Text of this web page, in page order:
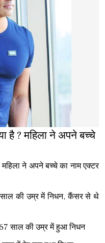
ने अपने बच्चे का नाम एक्टर
साल की उम्र में निधन, कैंसर से थे
साल की उम्र में हुआ निधन